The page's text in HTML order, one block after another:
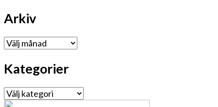
Arkiv
Arkiv
Kategorier
Kategorier